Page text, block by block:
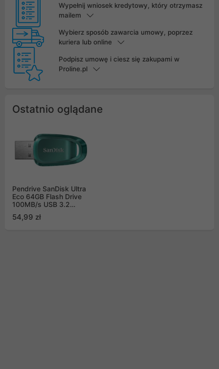
Wypełnij wniosek kredytowy, który otrzymasz
mailem
Wybierz sposób zawarcia umowy, poprzez
kuriera lub online
Podpisz umowę i ciesz się zakupami w
Proline.pl
Ostatnio oglądane
Pendrive SanDisk Ultra
Eco 64GB Flash Drive
100MB/s USB 3.2
54,99 zł